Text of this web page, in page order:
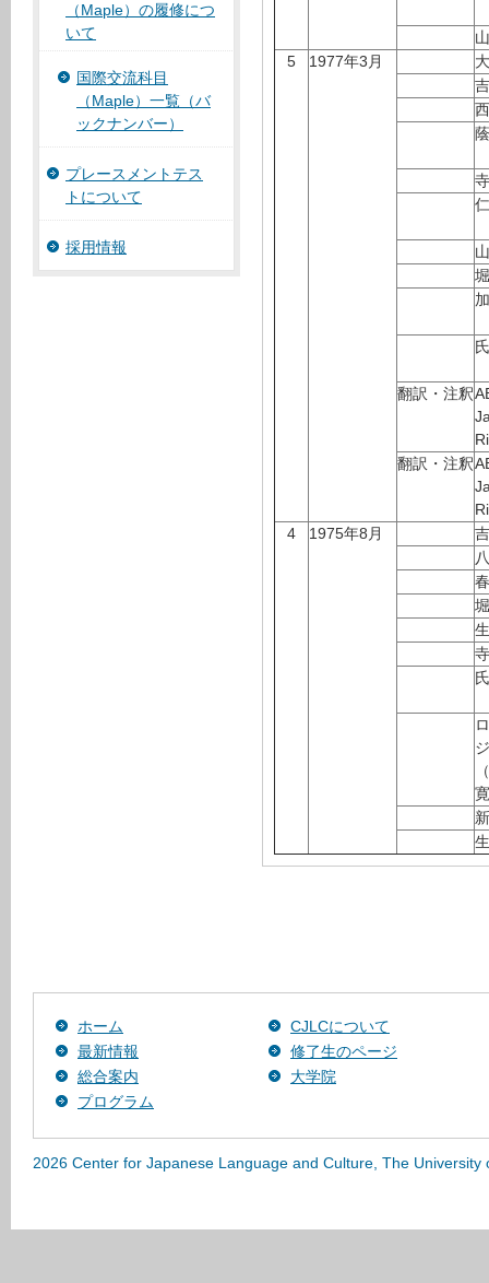
（Maple）の履修につ
いて
国際交流科目
（Maple）一覧（バ
ックナンバー）
プレースメントテス
トについて
採用情報
5
1977年3月
翻訳・注釈
翻訳・注釈
4
1975年8月
ホーム
CJLCについて
最新情報
修了生のページ
総合案内
大学院
プログラム
2026 Center for Japanese Language and Culture, The University